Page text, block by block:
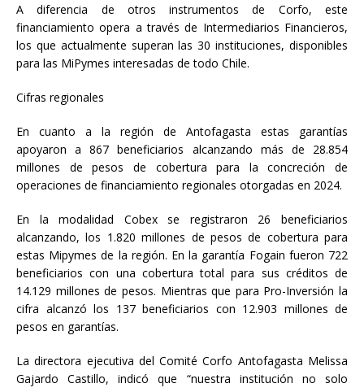
A diferencia de otros instrumentos de Corfo, este
financiamiento opera a través de Intermediarios Financieros,
los que actualmente superan las 30 instituciones, disponibles
para las MiPymes interesadas de todo Chile.
Cifras regionales
En cuanto a la región de Antofagasta estas garantías
apoyaron a 867 beneficiarios alcanzando más de 28.854
millones de pesos de cobertura para la concreción de
operaciones de financiamiento regionales otorgadas en 2024.
En la modalidad Cobex se registraron 26 beneficiarios
alcanzando, los 1.820 millones de pesos de cobertura para
estas Mipymes de la región. En la garantía Fogain fueron 722
beneficiarios con una cobertura total para sus créditos de
14.129 millones de pesos. Mientras que para Pro-Inversión la
cifra alcanzó los 137 beneficiarios con 12.903 millones de
pesos en garantías.
La directora ejecutiva del Comité Corfo Antofagasta Melissa
Gajardo Castillo, indicó que “nuestra institución no solo